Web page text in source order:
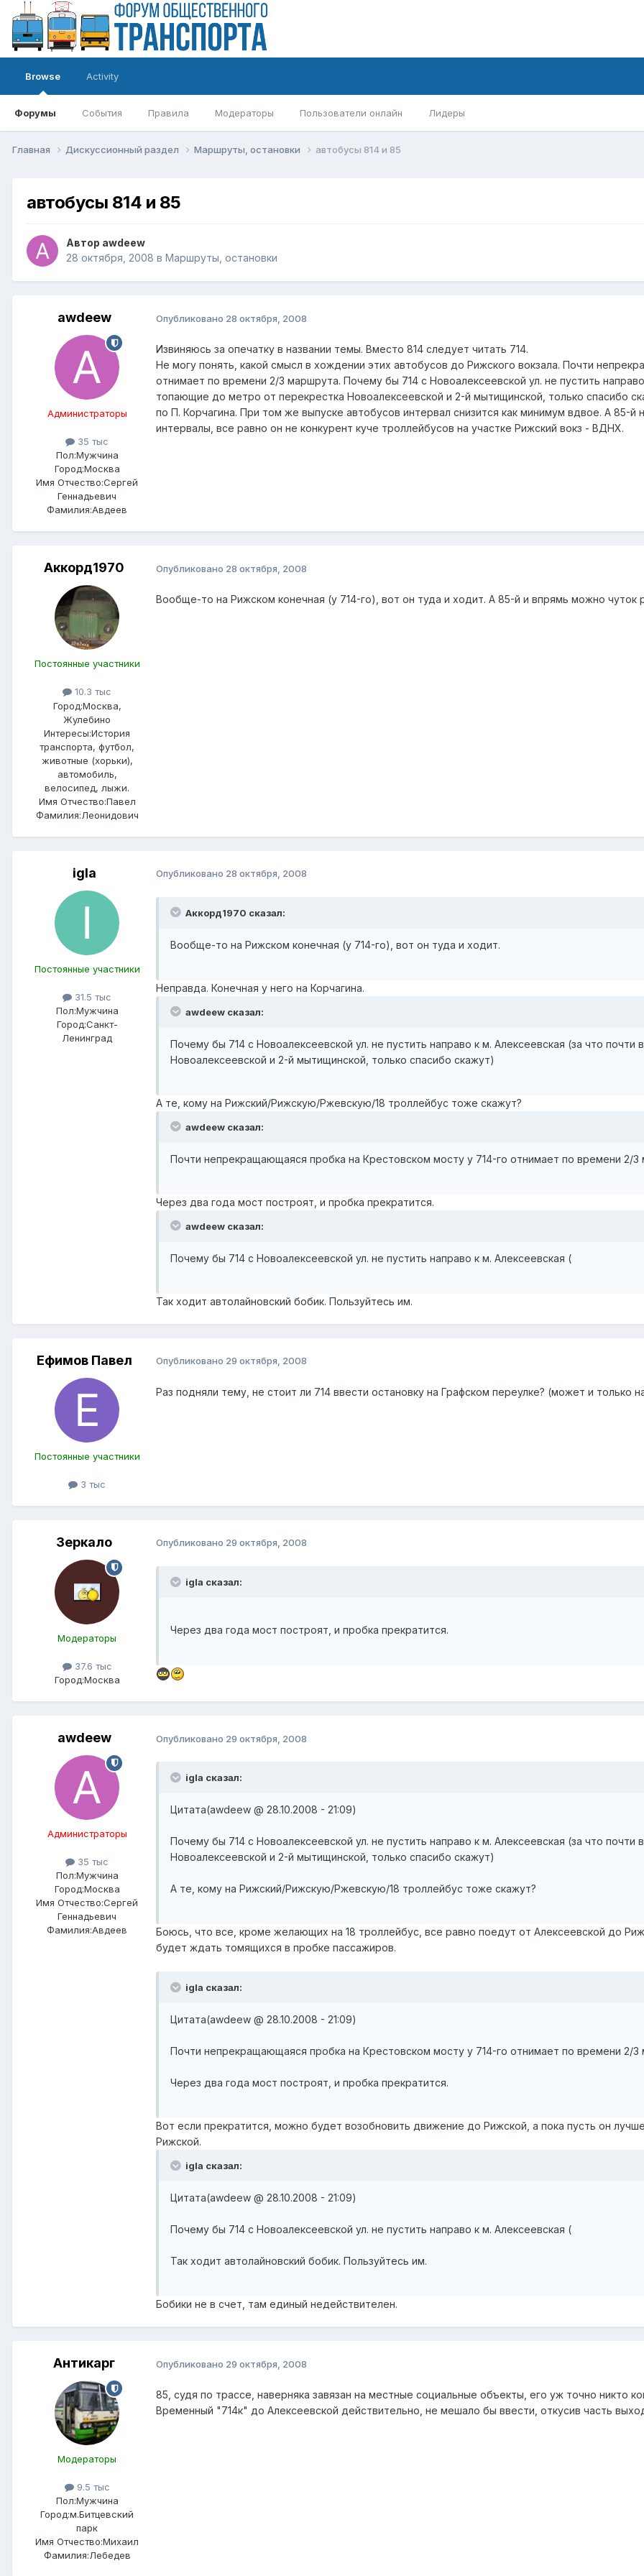
Browse
Форумы События Правила Модераторы Пользователи онлайн Лидеры
Activity
Главная Дискуссионный раздел Маршруты, остановки автобусы 814 и 85
автобусы 814 и 85
Автор awdeew
28 октября, 2008 в Маршруты, остановки
awdeew
Администраторы
35 тыс
Пол:Мужчина
Город:Москва
Имя Отчество:Сергей
Геннадьевич
Фамилия:Авдеев
Опубликовано 28 октября, 2008
Извиняюсь за опечатку в названии темы. Вместо 814 следует читать 714.
Не могу понять, какой смысл в хождении этих автобусов до Рижского вокзала. Почти
отнимает по времени 2/3 маршрута. Почему бы 714 с Новоалексеевской ул. не пустить
топающие до метро от перекрестка Новоалексеевской и 2-й мытищинской, только спасибо
по П. Корчагина. При том же выпуске автобусов интервал снизится как минимум вдвое. А
интервалы, все равно он не конкурент куче троллейбусов на участке Рижский вокз - ВДНХ.
Аккорд1970
Постоянные участники
10.3 тыс
Город:Москва,
Жулебино
Интересы:История
транспорта, футбол,
животные (хорьки),
автомобиль,
велосипед, лыжи.
Имя Отчество:Павел
Фамилия:Леонидович
Опубликовано 28 октября, 2008
Вообще-то на Рижском конечная (у 714-го), вот он туда и ходит. А 85-й и впрямь можно чуток
igla
Постоянные участники
31.5 тыс
Пол:Мужчина
Город:Санкт-
Ленинград
Опубликовано 28 октября, 2008
Аккорд1970 сказал:
Вообще-то на Рижском конечная (у 714-го), вот он туда и ходит.
Неправда. Конечная у него на Корчагина.
awdeew сказал:
Почему бы 714 с Новоалексеевской ул. не пустить направо к м. Алексеевская (за что
Новоалексеевской и 2-й мытищинской, только спасибо скажут)
А те, кому на Рижский/Рижскую/Ржевскую/18 троллейбус тоже скажут?
awdeew сказал:
Почти непрекращающаяся пробка на Крестовском мосту у 714-го отнимает по времени 2/3
Через два года мост построят, и пробка прекратится.
awdeew сказал:
Почему бы 714 с Новоалексеевской ул. не пустить направо к м. Алексеевская (
Так ходит автолайновский бобик. Пользуйтесь им.
Ефимов Павел
Постоянные участники
3 тыс
Опубликовано 29 октября, 2008
Раз подняли тему, не стоит ли 714 ввести остановку на Графском переулке? (может и только
Зеркало
Модераторы
37.6 тыс
Город:Москва
Опубликовано 29 октября, 2008
igla сказал:
Через два года мост построят, и пробка прекратится.
awdeew
Администраторы
35 тыс
Пол:Мужчина
Город:Москва
Имя Отчество:Сергей
Геннадьевич
Фамилия:Авдеев
Опубликовано 29 октября, 2008
igla сказал:
Цитата(awdeew @ 28.10.2008 - 21:09)
Почему бы 714 с Новоалексеевской ул. не пустить направо к м. Алексеевская (за что
Новоалексеевской и 2-й мытищинской, только спасибо скажут)
А те, кому на Рижский/Рижскую/Ржевскую/18 троллейбус тоже скажут?
Боюсь, что все, кроме желающих на 18 троллейбус, все равно поедут от Алексеевской до
будет ждать томящихся в пробке пассажиров.
igla сказал:
Цитата(awdeew @ 28.10.2008 - 21:09)
Почти непрекращающаяся пробка на Крестовском мосту у 714-го отнимает по времени 2/3
Через два года мост построят, и пробка прекратится.
Вот если прекратится, можно будет возобновить движение до Рижской, а пока пусть он
Рижской.
igla сказал:
Цитата(awdeew @ 28.10.2008 - 21:09)
Почему бы 714 с Новоалексеевской ул. не пустить направо к м. Алексеевская (
Так ходит автолайновский бобик. Пользуйтесь им.
Бобики не в счет, там единый недействителен.
Антикарг
Модераторы
9.5 тыс
Пол:Мужчина
Город:м.Битцевский
парк
Имя Отчество:Михаил
Фамилия:Лебедев
Опубликовано 29 октября, 2008
85, судя по трассе, наверняка завязан на местные социальные объекты, его уж точно никто
Временный "714к" до Алексеевской действительно, не мешало бы ввести, откусив часть